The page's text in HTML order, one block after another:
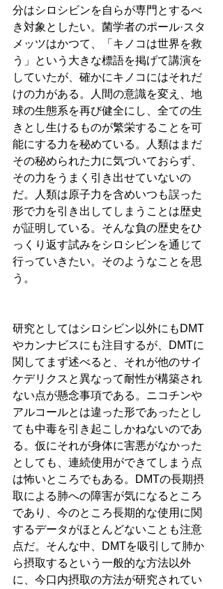
分はシロシビンを自らが専門とするべ
き対象としたい。菌学者のポール·スタ
メッツはかつて、「キノコは世界を救
う」という大きな標語を掲げて講演を
していたが、確かにキノコにはそれだ
けの力がある。人間の意識を変え、地
球の生態系を再び健全にし、全ての生
きとし生けるものが繁栄することを可
能にする力を秘めている。人類はまだ
その秘められた力に気づいておらず、
その力をうまく引き出せていないの
だ。人類は原子力を含めいつも誤った
形で力を引き出してしまうことは歴史
が証明している。そんな負の歴史をひ
っくり返す試みをシロシビンを通じて
行っていきたい。そのようなことを思
う。
研究としてはシロシビン以外にもDMT
やカンナビスにも注目するが、DMTに
関してまず述べると、それが他のサイ
ケデリクスと異なって耐性が構築され
ない点が懸念事項である。ニコチンや
アルコールとは違った形であったとし
ても中毒を引き起こしかねないのであ
る。仮にそれが身体に害悪がなかった
としても、連続使用ができてしまう点
は怖いところでもある。DMTの長期摂
取による肺への障害が気になるところ
であり、今のところ長期的な使用に関
するデータがほとんどないことも注意
点だ。そんな中、DMTを吸引して肺か
ら摂取するという一般的な方法以外
に、今口内摂取の方法が研究されてい